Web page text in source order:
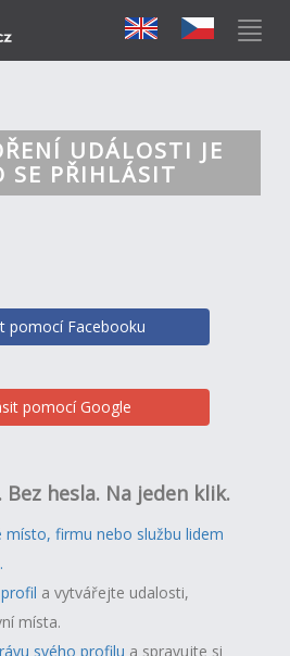
UDÁLOSTI JE
SE PŘIHLÁSIT
pomocí Facebooku
pomocí Google
Bez hesla. Na jeden klik.
místo, firmu nebo službu lidem
profil a vytvářejte udalosti,
místa.
svého profilu a spravujte si